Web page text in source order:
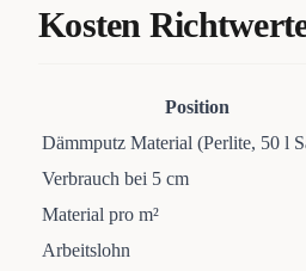
Kosten
Position
Dämmputz Material (Perlite, 50 l
Verbrauch bei 5 cm
Material pro m²
Arbeitslohn